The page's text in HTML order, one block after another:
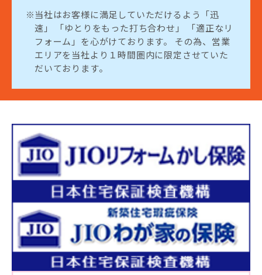
当社はお客様に満足していただけるよう「迅
速」 「ゆとりをもった打ち合わせ」 「適正なリ
フォーム」を心がけております。 その為、営業
エリアを当社より１時間圏内に限定させていた
だいております。